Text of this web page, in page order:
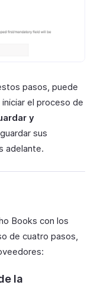
pasos, puede
iniciar el proceso de
y
sus
adelante.
Books con los
de cuatro pasos,
la